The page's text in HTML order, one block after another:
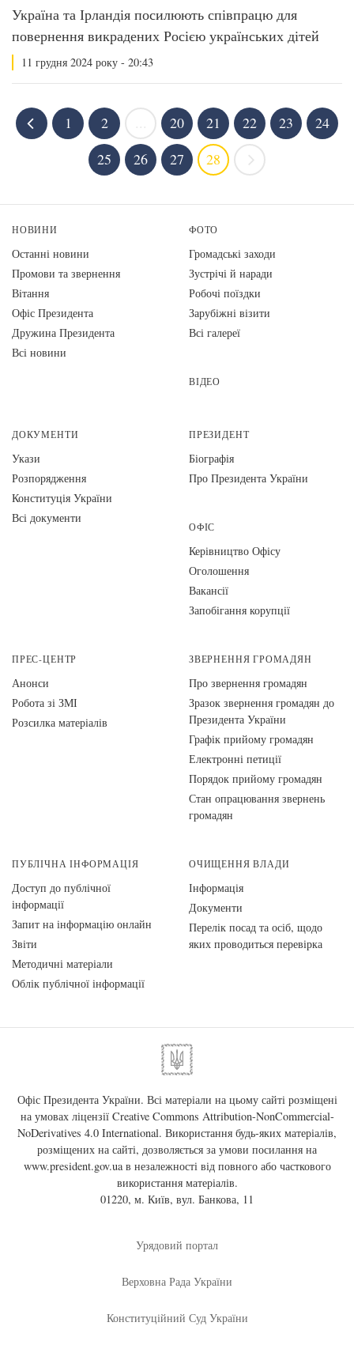
Україна та Ірландія посилюють співпрацю для
повернення викрадених Росією українських дітей
11 грудня 2024 року - 20:43
1 2 20 21 22 23
24
25
26 27 28
НОВИНИ
Останні новини
Промови та звернення
Вiтання
Офіс Президента
Дружина Президента
Всі новини
ФОТО
Громадські заходи
Зустрічі й наради
Робочі поїздки
Зарубіжні візити
Всі галереї
ВІДЕО
ДОКУМЕНТИ
Укази
Розпорядження
Конституція України
Всі документи
ПРЕЗИДЕНТ
Біографія
Про Президента України
ОФІС
Керівництво Офісу
Оголошення
Вакансії
Запобігання корупції
ПРЕС-ЦЕНТР
Анонси
Робота зі ЗМІ
Розсилка матеріалів
ЗВЕРНЕННЯ ГРОМАДЯН
Про звернення громадян
Зразок звернення громадян до
Президента України
Графік прийому громадян
Електронні петиції
Порядок прийому громадян
Стан опрацювання звернень
громадян
ПУБЛІЧНА ІНФОРМАЦІЯ
Доступ до публічної
інформації
Запит на інформацію онлайн
Звіти
Методичні матеріали
Облік публічної інформації
ОЧИЩЕННЯ ВЛАДИ
Інформація
Документи
Перелік посад та осіб, щодо
яких проводиться перевірка
Офіс Президента України. Всі матеріали на цьому сайті розміщені
на умовах ліцензії Creative Commons Attribution-NonCommercial-
NoDerivatives 4.0 International. Використання будь-яких матеріалів,
розміщених на сайті, дозволяється за умови посилання на
www.president.gov.uaв незалежності від повного або часткового
використання матеріалів.
01220, м. Київ, вул. Банкова, 11
Урядовий портал
Верховна Рада України
Конституційний Суд України